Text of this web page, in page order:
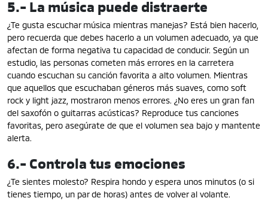
5.- La música puede distraerte
¿Te gusta escuchar música mientras manejas? Está bien hacerlo,
pero recuerda que debes hacerlo a un volumen adecuado, ya que
afectan de forma negativa tu capacidad de conducir. Según un
estudio, las personas cometen más errores en la carretera
cuando escuchan su canción favorita a alto volumen. Mientras
que aquellos que escuchaban géneros más suaves, como soft
rock y light jazz, mostraron menos errores. ¿No eres un gran fan
del saxofón o guitarras acústicas? Reproduce tus canciones
favoritas, pero asegúrate de que el volumen sea bajo y mantente
alerta.
6.- Controla tus emociones
¿Te sientes molesto? Respira hondo y espera unos minutos (o si
tienes tiempo, un par de horas) antes de volver al volante.